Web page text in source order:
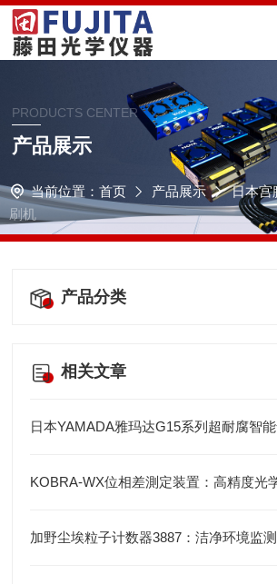
PRODUCTS CENTER
产品展示
当前位置： 首页 产品展示 日本宫
刷机
产品分类
相关文章
加野尘埃粒子计数器3887：洁净环境监测